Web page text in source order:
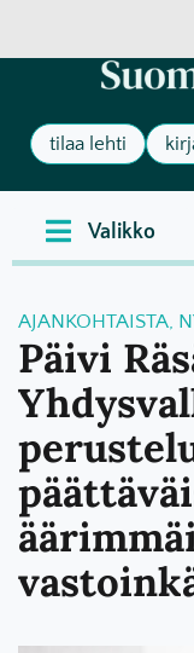
tilaa lehti
AJANKOHTAISTA,
Päivi